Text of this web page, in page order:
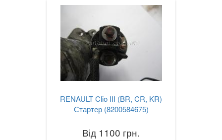
RENAULT Clio III (BR, CR, KR)
Стартер (8200584675)
Від 1100 грн.